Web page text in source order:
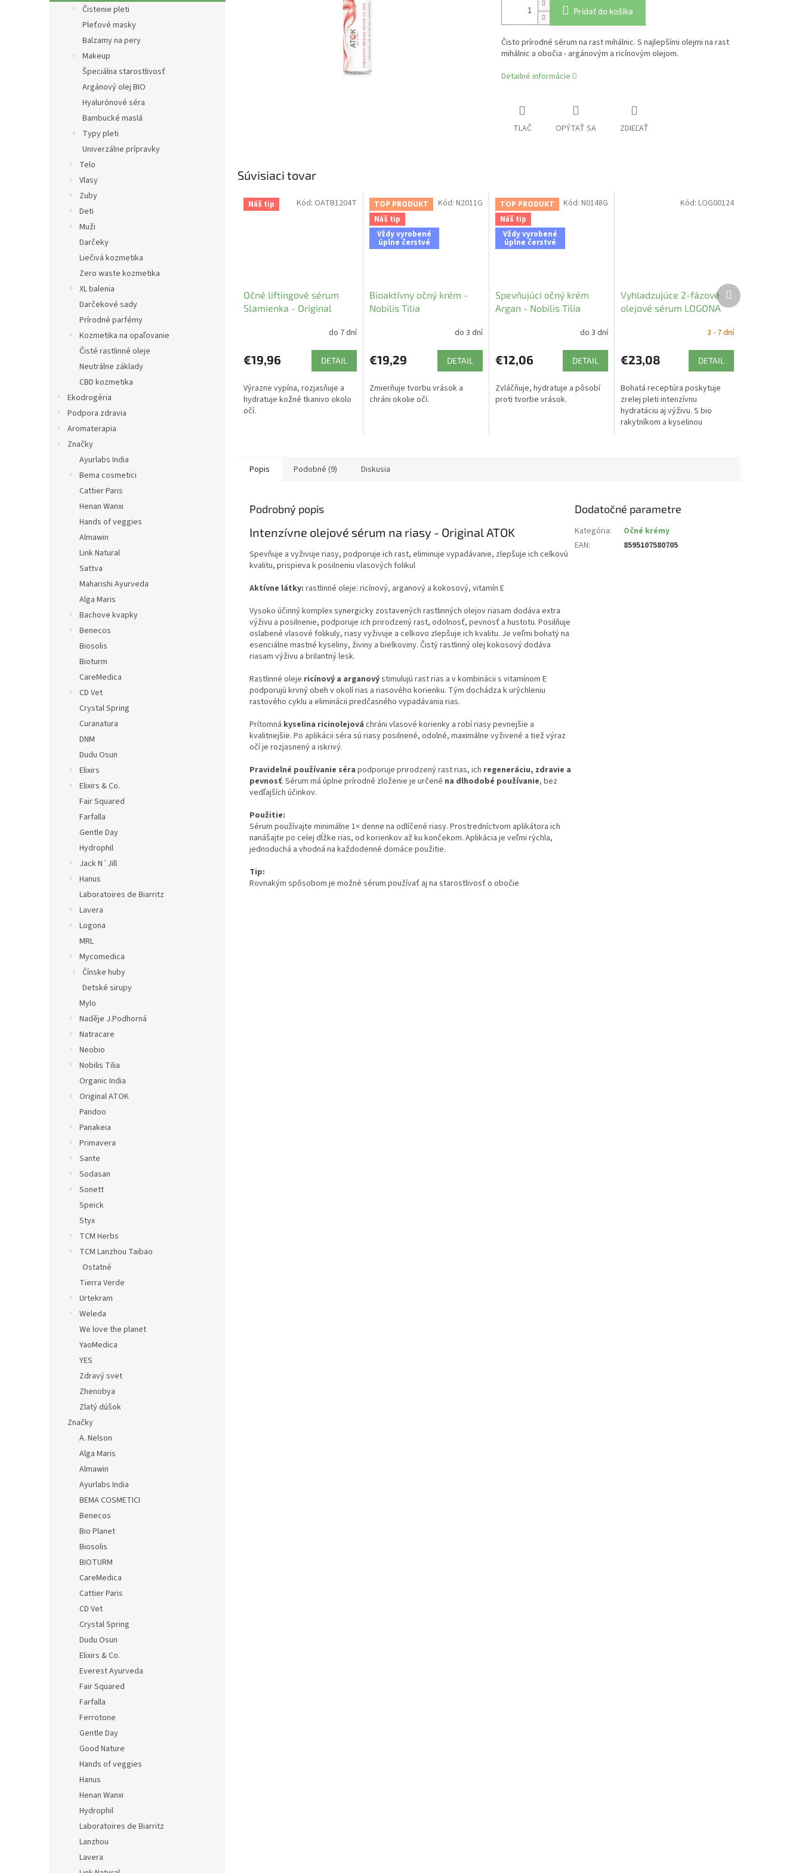
Čistenie pleti
Pleťové masky
Balzamy na pery
Makeup
Špeciálna starostlivosť
Argánový olej BIO
Hyalurónové séra
Bambucké maslá
Typy pleti
Univerzálne prípravky
Telo
Vlasy
Zuby
Deti
Muži
Darčeky
Liečivá kozmetika
Zero waste kozmetika
XL balenia
Darčekové sady
Prírodné parfémy
Kozmetika na opaľovanie
Čisté rastlinné oleje
Neutrálne základy
CBD kozmetika
Ekodrogéria
Podpora zdravia
Aromaterapia
Značky
Ayurlabs India
Bema cosmetici
Cattier Paris
Henan Wanxi
Hands of veggies
Almawin
Link Natural
Sattva
Maharishi Ayurveda
Alga Maris
Bachove kvapky
Benecos
Biosolis
Bioturm
CareMedica
CD Vet
Crystal Spring
Curanatura
DNM
Dudu Osun
Elixirs
Elixirs & Co.
Fair Squared
Farfalla
Gentle Day
Hydrophil
Jack N´Jill
Hanus
Laboratoires de Biarritz
Lavera
Logona
MRL
Mycomedica
Čínske huby
Detské sirupy
Mylo
Naděje J.Podhorná
Natracare
Neobio
Nobilis Tilia
Organic India
Original ATOK
Pandoo
Panakeia
Primavera
Sante
Sodasan
Sonett
Speick
Styx
TCM Herbs
TCM Lanzhou Taibao
Ostatné
Tierra Verde
Urtekram
Weleda
We love the planet
YaoMedica
YES
Zdravý svet
Zhenobya
Zlatý dúšok
Značky
A. Nelson
Alga Maris
Almawin
Ayurlabs India
BEMA COSMETICI
Benecos
Bio Planet
Biosolis
BIOTURM
CareMedica
Cattier Paris
CD Vet
Crystal Spring
Dudu Osun
Elixirs & Co.
Everest Ayurveda
Fair Squared
Farfalla
Ferrotone
Gentle Day
Good Nature
Hands of veggies
Hanus
Henan Wanxi
Hydrophil
Laboratoires de Biarritz
Lanzhou
Lavera
Pridať do košíka
Čisto prírodné sérum na rast mihálnic. S najlepšími olejmi na rast
mihálnic a obočia - argánovým a ricínovým olejom.
Detailné informácie
TLAČ OPÝTAŤ SA ZDIEĽAŤ
Súvisiaci tovar
Náš tip
Očné liftingové sérum
Slamienka - Original
do 7 dní
€19,96 DETAIL
Výrazne vypína, rozjasňuje a
hydratuje kožné tkanivo okolo
očí.
Kód: OATB1204T
TOP PRODUKT
Náš tip
Vždy vyrobené
úplne čerstvé
Bioaktívny očný krém -
Nobilis Tilia
do 3 dní
€19,29 DETAIL
Zmierňuje tvorbu vrások a
chráni okolie očí.
Kód: N2011G
TOP PRODUKT
Náš tip
Vždy vyrobené
úplne čerstvé
Spevňujúci očný krém
Argan - Nobilis Tilia
do 3 dní
€12,06 DETAIL
Zvláčňuje, hydratuje a pôsobí
proti tvorbe vrások.
Kód:N0148G
Vyhladzujúce 2-fázové
olejové sérum LOGONA
3 - 7 dní
€23,08 DETAIL
Bohatá receptúra poskytuje
zrelej pleti intenzívnu
hydratáciu aj výživu. S bio
rakytníkom a kyselinou
Kód: LOG00124
Ďalší
produkt
Popis Podobné (9) Diskusia
Podrobný popis
Intenzívne olejové sérum na riasy - Original ATOK
Spevňuje a vyživuje riasy, podporuje ich rast, eliminuje vypadávanie, zlepšuje ich celkovú
kvalitu, prispieva k posilneniu vlasových folikul
Aktívne látky: rastlinné oleje: ricínový, arganový a kokosový, vitamín E
Vysoko účinný komplex synergicky zostavených rastlinných olejov riasam dodáva extra
výživu a posilnenie, podporuje ich prirodzený rast, odolnosť, pevnosť a hustotu. Posilňuje
oslabené vlasové folikuly, riasy vyživuje a celkovo zlepšuje ich kvalitu. Je veľmi bohatý na
esenciálne mastné kyseliny, živiny a bielkoviny. Čistý rastlinný olej kokosový dodáva
riasam výživu a brilantný lesk.
Rastlinné oleje ricínový a arganovýstimulujú rast rias a v kombinácii s vitamínom E
podporujú krvný obeh v okolí rias a riasového korienku. Tým dochádza k urýchleniu
rastového cyklu a eliminácii predčasného vypadávania rias.
Prítomná kyselina ricinolejová chráni vlasové korienky a robí riasy pevnejšie a
kvalitnejšie. Po aplikácii séra sú riasy posilnené, odolné, maximálne vyživené a tiež výraz
očí je rozjasnený a iskrivý.
Pravidelné používanie séra podporuje prirodzený rast rias, ich regeneráciu, zdravie a
pevnosť. Sérum má úplne prírodné zloženie je určené na dlhodobé používanie, bez
vedľajších účinkov.
Použitie:
Sérum používajte minimálne 1× denne na odlíčené riasy. Prostredníctvom aplikátora ich
nanášajte po celej dĺžke rias, od korienkov až ku končekom. Aplikácia je veľmi rýchla,
jednoduchá a vhodná na každodenné domáce použitie.
Tip:
Rovnakým spôsobom je možné sérum používať aj na starostlivosť o obočie
Dodatočné parametre
Kategória:
Očné krémy
EAN: 8595107580705